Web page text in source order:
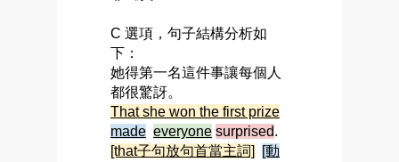
C 選項，句子結構分析如
下：
她得第一名這件事讓每個人
都很驚訝。
That she won the first prize
made everyone surprised.
[that子句放句首當主詞]
[動